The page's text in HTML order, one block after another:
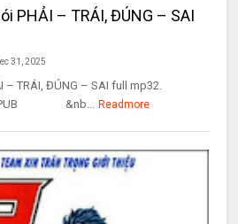
PHẢI – TRÁI, ĐÚNG – SAI
31, 2025
– TRÁI, ĐÚNG – SAI full mp32.
EPUB &nb... Readmore